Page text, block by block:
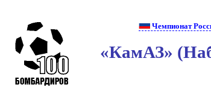
Чемпионат
«КамАЗ»